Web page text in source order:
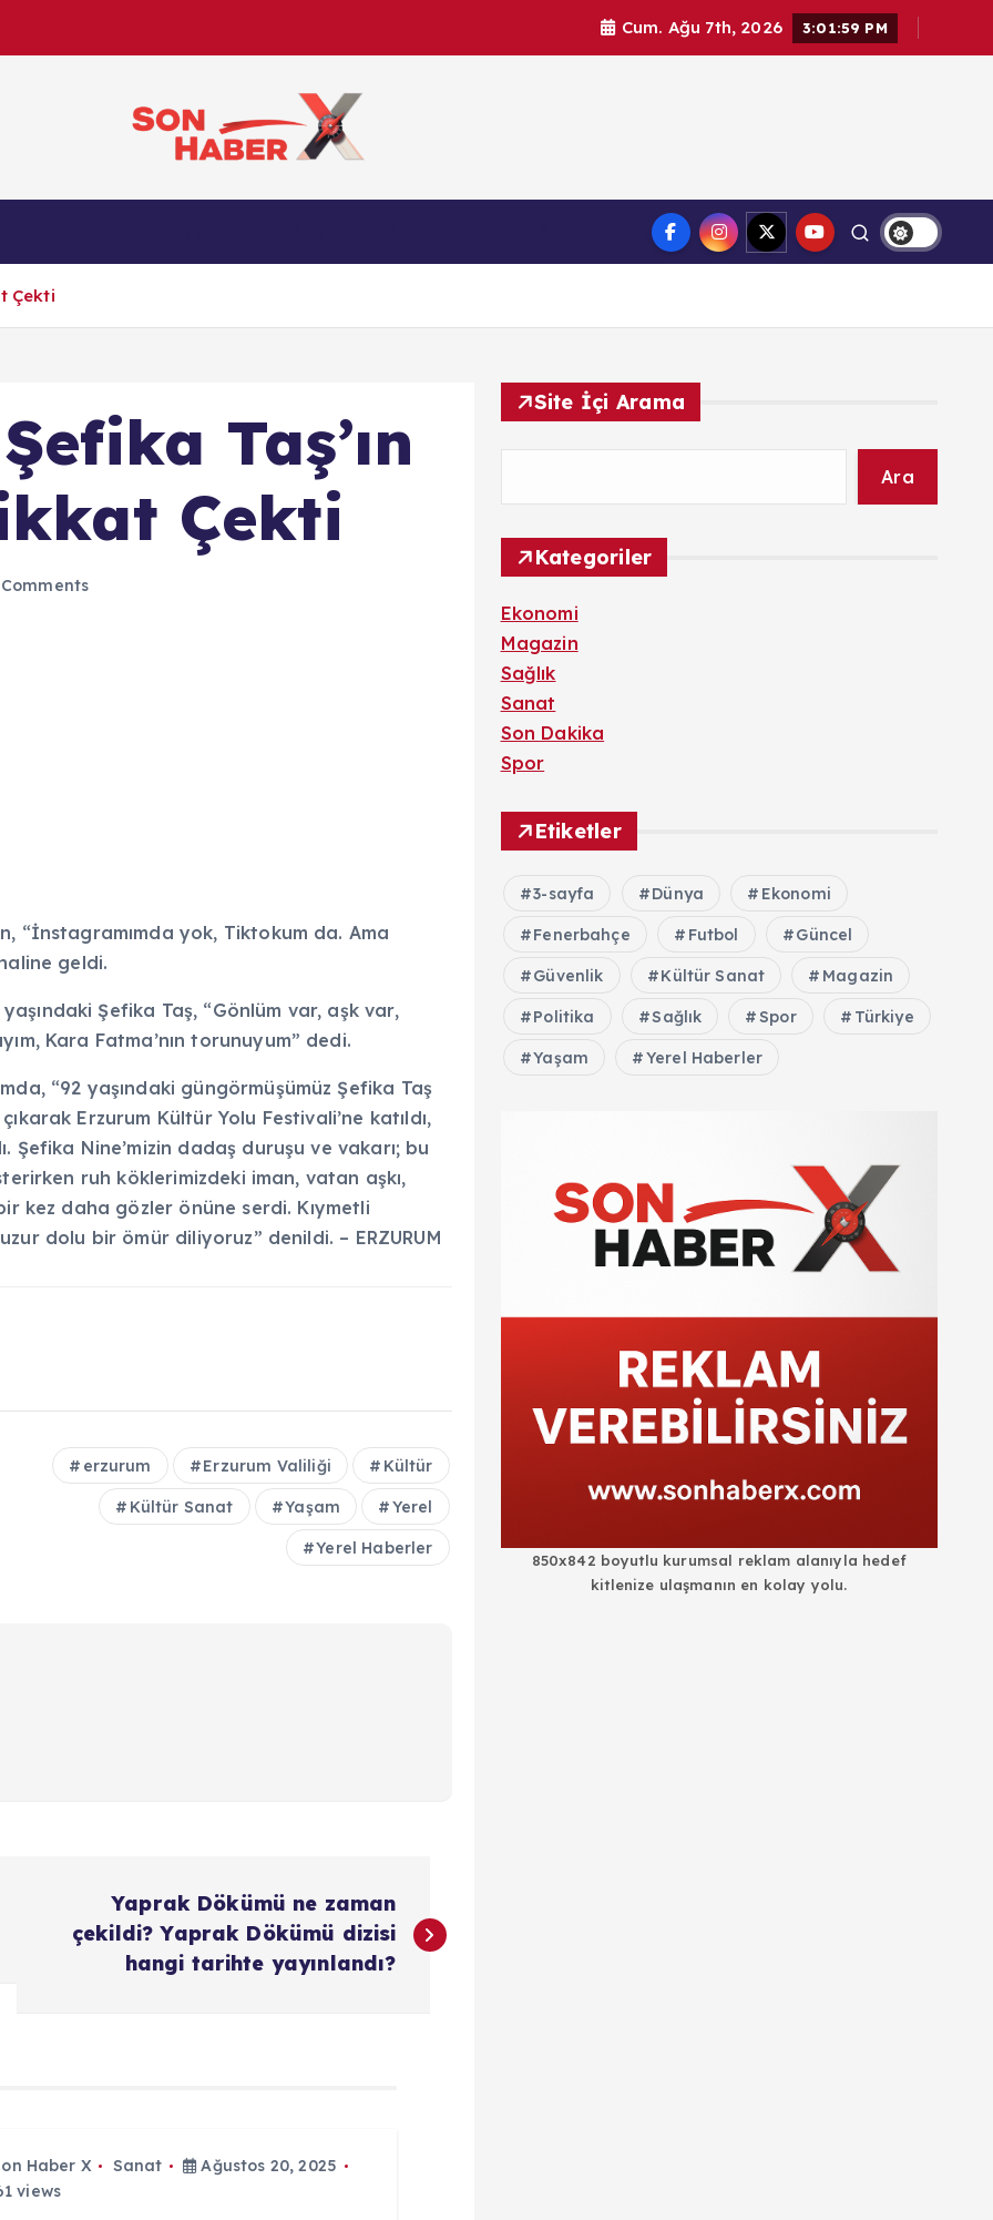
Cum. Ağu 7th, 2026 3:02:00 PM
Son Haber X’te son dakika, Türkiye gündemi ve yerel haberler. Doğrulanmış kaynaklar, tarafsız içerik ve
anlık gelişmelerle güvenilir haber deneyimi.
Çekti
Taş’ın
Çekti
“İnstagramımda yok, Tiktokum da. Ama
geldi.
Şefika Taş, “Gönlüm var, aşk var,
Kara Fatma’nın torunuyum” dedi.
“92 yaşındaki güngörmüşümüz Şefika Taş
Erzurum Kültür Yolu Festivali’ne katıldı,
Şefika Nine’mizin dadaş duruşu ve vakarı; bu
ruh köklerimizdeki iman, vatan aşkı,
kez daha gözler önüne serdi. Kıymetli
dolu bir ömür diliyoruz” denildi. – ERZURUM
erzurum Erzurum Valiliği Kültür
Kültür Sanat Yaşam Yerel
Yerel Haberler
Yaprak Dökümü ne zaman
çekildi? Yaprak Dökümü dizisi
hangi tarihte yayınlandı?
Haber X Sanat
Ağustos 20, 2025
views
Site İçi Arama
Ara
Kategoriler
Ekonomi
Magazin
Sağlık
Sanat
Son Dakika
Spor
Etiketler
3-sayfa Dünya Ekonomi
Fenerbahçe Futbol Güncel
Güvenlik Kültür Sanat Magazin
Politika Sağlık Spor Türkiye
Yaşam Yerel Haberler
850x842 boyutlu kurumsal reklam alanıyla hedef
kitlenize ulaşmanın en kolay yolu.